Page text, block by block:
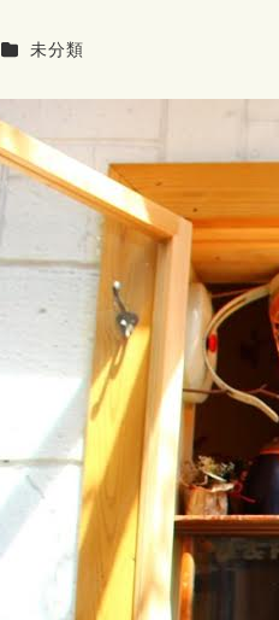
カテゴリー
未分類